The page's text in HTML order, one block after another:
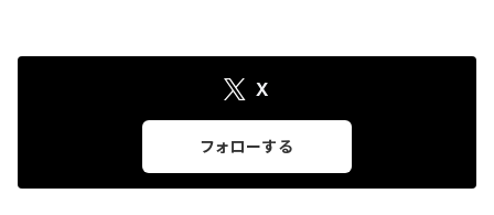
X
フォローする